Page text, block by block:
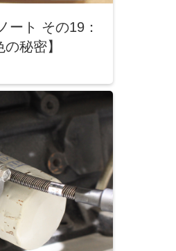
ート その19：
秘密】